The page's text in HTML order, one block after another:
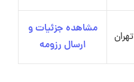
تهران
مشاهده جزئیات و
ارسال رزومه